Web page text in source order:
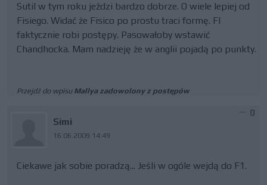
Sutil w tym roku jeździ bardzo dobrze. O wiele lepiej od
Fisiego. Widać że Fisico po prostu traci formę. FI
faktycznie robi postępy. Pasowałoby wstawić
Chandhocka. Mam nadzieję że w anglii pojadą po punkty.
Przejdź do wpisu Mallya zadowolony z postępów
Simi
16.06.2009 14:49
0
Ciekawe jak sobie poradzą... Jeśli w ogóle wejdą do F1.